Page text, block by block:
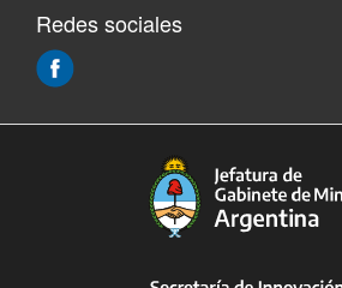
Redes sociales